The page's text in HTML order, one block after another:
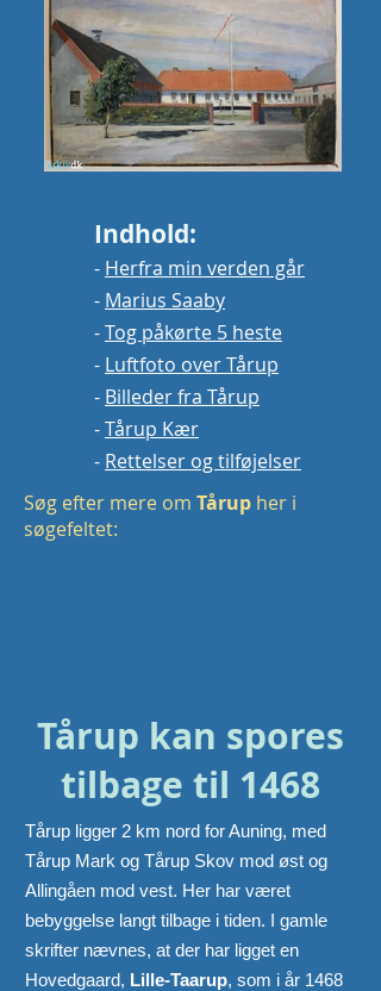
Indhold:
- Herfra min verden går
- Marius Saaby
-Tog påkørte 5 heste
- Luftfoto over Tårup
- Billeder fra Tårup
-Tårup Kær
- Rettelser og tilføjelser
Søg efter mere om Tårup her i
søgefeltet:
Tårup kan spores
tilbage til 1468
Tårup ligger 2 km nord for Auning, med
Tårup Mark og Tårup Skov mod øst og
Allingåen mod vest. Her har været
bebyggelse langt tilbage i tiden. I gamle
skrifter nævnes, at der har ligget en
Hovedgaard, Lille-Taarup, som i år 1468